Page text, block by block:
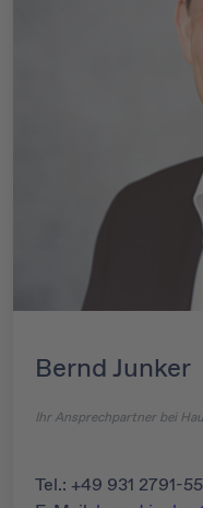
Bernd Junker
Ihr Ansprechpartner bei
Tel.: +49 931 2791-